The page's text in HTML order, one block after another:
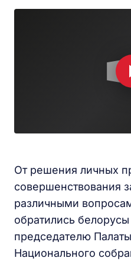
От решения личных
совершенствования
различными
обратились
председателю
Национального